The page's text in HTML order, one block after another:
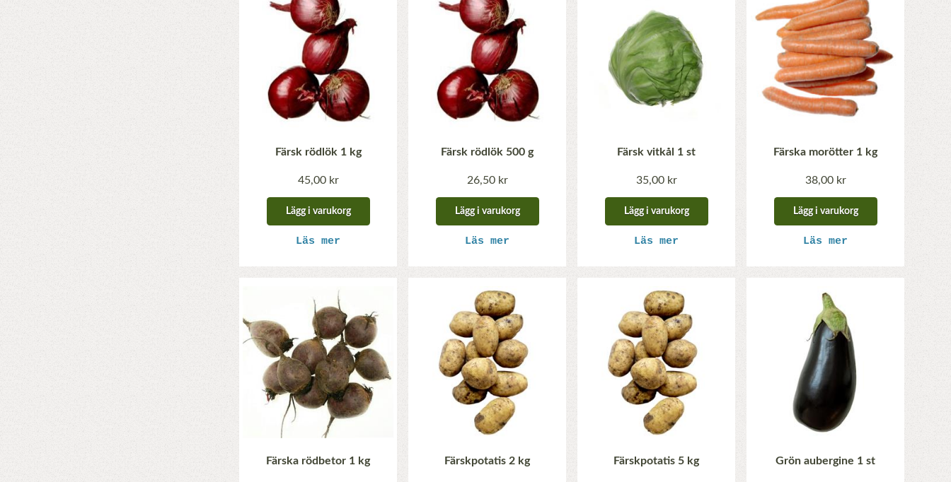
Färsk rödlök 1 kg
45,00 kr
Lägg i varukorg
Läs mer
Färsk rödlök 500 g
26,50 kr
Lägg i varukorg
Läs mer
Färsk vitkål 1 st
35,00 kr
Lägg i varukorg
Läs mer
Färska morötter 1 kg
38,00 kr
Lägg i varukorg
Läs mer
Färska rödbetor 1 kg Färskpotatis 2 kg Färskpotatis 5 kg Grön aubergine 1 st